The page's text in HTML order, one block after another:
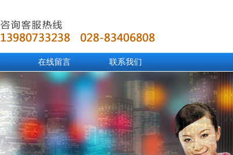
在线留言 联系我们